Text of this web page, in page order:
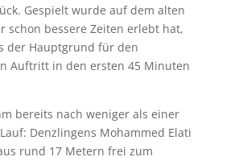
Gespielt wurde auf dem alten
schon bessere Zeiten erlebt hat,
der Hauptgrund für den
Auftritt in den ersten 45 Minuten
bereits nach weniger als einer
Denzlingens Mohammed Elati
rund 17 Metern frei zum